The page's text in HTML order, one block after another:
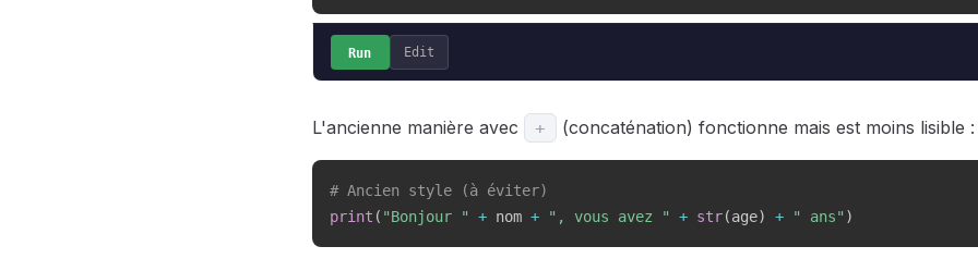
Run Edit
L'ancienne manière avec + (concaténation) fonctionne mais est moins lisible :
# Ancien style (à éviter)
print ( "Bonjour " + nom + ", vous avez " + str(age) + " ans" )